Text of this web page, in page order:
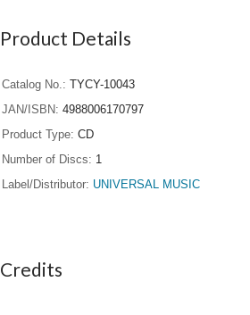
Product Details
Catalog No.
TYCY-10043
JAN/ISBN
4988006170797
Product Type CD
Number of Discs
1
Label/Distributor
UNIVERSAL MUSIC
Credits